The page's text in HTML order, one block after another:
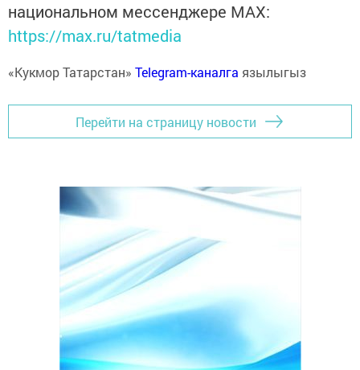
национальном мессенджере MАХ:
https://max.ru/tatmedia
«Кукмор Татарстан» Telegram-каналга язылыгыз
Перейти на страницу новости